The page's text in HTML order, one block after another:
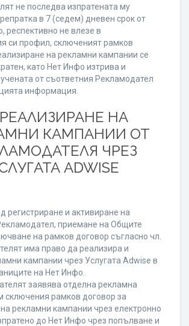
не последва изпратената му
в 7 (седем) дневен срок от
респективно не влезе в
си профил, сключеният рамков
на рекламни кампании се
като Нет Инфо изтрива и
от съответния Рекламодател
информация.
РЕАЛИЗИРАНЕ НА
КАМПАНИИ ОТ
ЧРЕЗ
ADWISE
регистриране и активиране на
приемане на Общите
на рамков договор съгласно чл.
има право да реализира и
кампании чрез Услугата Adwise в
на Нет Инфо.
заявява отделна рекламна
сключения рамков договор за
рекламни кампании чрез електронно
до Нет Инфо чрез попълване и